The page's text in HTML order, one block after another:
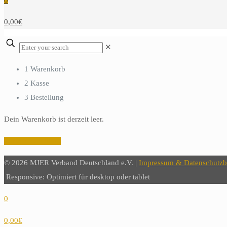
0,00€
✕
1 Warenkorb
2 Kasse
3 Bestellung
Dein Warenkorb ist derzeit leer.
© 2026 MJER Verband Deutschland e.V. | Impressum &
Responsive: Optimiert für desktop oder tablet
0
0,00€